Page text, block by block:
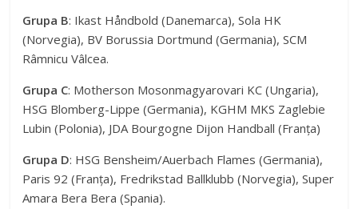
Grupa B: Ikast Håndbold (Danemarca), Sola HK
(Norvegia), BV Borussia Dortmund (Germania), SCM
Râmnicu Vâlcea.
Grupa C: Motherson Mosonmagyarovari KC (Ungaria),
HSG Blomberg-Lippe (Germania), KGHM MKS Zaglebie
Lubin (Polonia), JDA Bourgogne Dijon Handball (Franța)
Grupa D: HSG Bensheim/Auerbach Flames (Germania),
Paris 92 (Franța), Fredrikstad Ballklubb (Norvegia), Super
Amara Bera Bera (Spania).